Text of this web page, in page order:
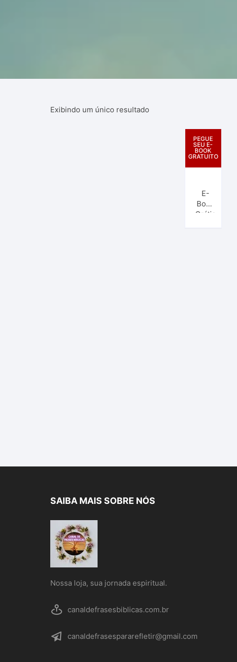
Exibindo um único resultado
PEGUE
SEU E-
BOOK
GRATUITO
E-
Book
Grátis
SAIBA MAIS SOBRE NÓS
Nossa loja, sua jornada espiritual.
canaldefrasesbiblicas.com.br
canaldefrasespararefletir@gmail.com